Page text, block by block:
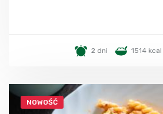
2 dni 1514 kcal
NOWOŚĆ